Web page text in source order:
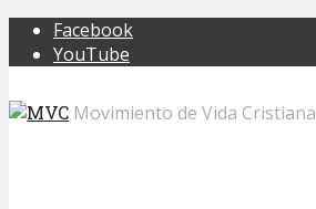
Facebook
YouTube
Movimiento de Vida Cristiana